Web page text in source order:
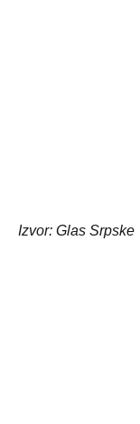
Izvor: Glas Srpske